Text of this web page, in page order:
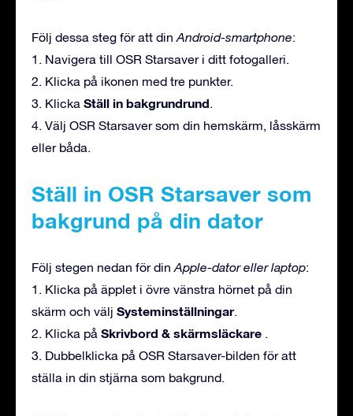
Följ dessa steg för att din Android-smartphone:
1. Navigera till OSR Starsaver i ditt fotogalleri.
2. Klicka på ikonen med tre punkter.
3. Klicka Ställ in bakgrundrund
4. Välj OSR Starsaver som din hemskärm, låsskärm
eller båda.
Ställ in OSR Starsaver som
bakgrund på din dator
Följ stegen nedan för din Apple-dator eller laptop:
1. Klicka på äpplet i övre vänstra hörnet på din
skärm och välj Systeminställningar.
2. Klicka på Skrivbord & skärmsläckare
3. Dubbelklicka på OSR Starsaver-bilden för att
ställa in din stjärna som bakgrund.